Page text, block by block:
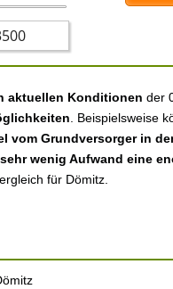
aktuellen Konditionen der
. Beispielsweise
vom Grundversorger in
sehr wenig Aufwand eine
für Dömitz.